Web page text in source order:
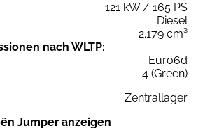
121 kW / 165 PS
Diesel
2.179 cm³
nach WLTP:
Euro6d
4 (Green)
Zentrallager
Jumper anzeigen